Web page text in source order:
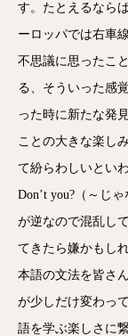
す。たとえるなら
ーロッパでは右車
不思議に思ったこ
る、そういった感
った時に新たな発
ことの大きな楽し
て紛らわしいとい
Don’t you?（～じ
が逆なので混乱し
てきたら嫌かもし
本語の文法を皆さ
が少しだけ変わっ
語を学ぶ楽しさに